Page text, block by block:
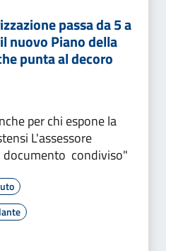
passa da 5 a
nuovo Piano della
punta al decoro
per chi espone la
L'assessore
documento condiviso"